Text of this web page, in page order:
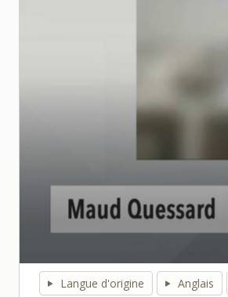
secondsLangue d'origine Anglais